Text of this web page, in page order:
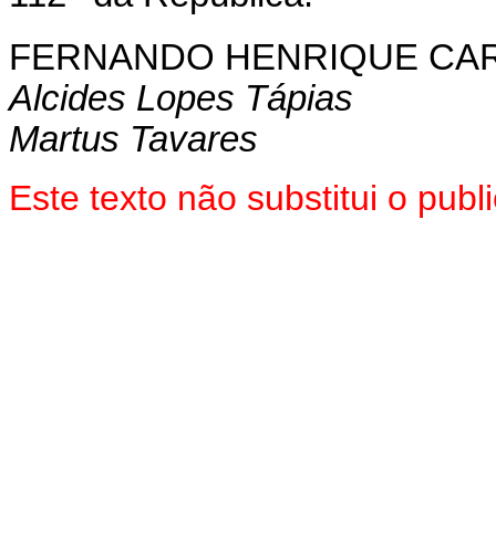
FERNANDO HENRIQUE
Alcides Lopes Tápias
Martus Tavares
Este texto não substitui o